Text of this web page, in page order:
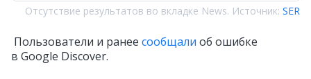
Отсутствие результатов во вкладке News. Источник: SER
Пользователи и ранее сообщали об ошибке
в Google Discover.